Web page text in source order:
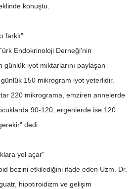
konuştu.
farklı"
Endokrinoloji Derneği'nin
iyot miktarlarını paylaşan
günlük 150 mikrogram iyot yeterlidir.
220 mikrograma, emziren annelerde
90-120, ergenlerde ise 120
dedi.
yol açar"
bezini etkilediğini ifade eden Uzm. Dr.
hipotiroidizm ve gelişim